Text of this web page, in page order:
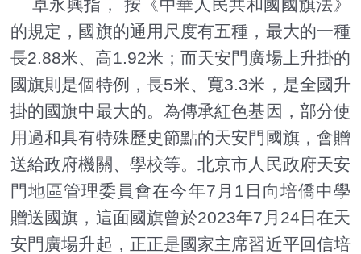
卓永興指， 按《中華人民共和國國旗法》
的規定，國旗的通用尺度有五種，最大的一種
長2.88米、高1.92米；而天安門廣場上升掛的
國旗則是個特例，長5米、寬3.3米，是全國升
掛的國旗中最大的。為傳承紅色基因，部分使
用過和具有特殊歷史節點的天安門國旗，會贈
送給政府機關、學校等。北京市人民政府天安
門地區管理委員會在今年7月1日向培僑中學
贈送國旗，這面國旗曾於2023年7月24日在天
安門廣場升起，正正是國家主席習近平回信培